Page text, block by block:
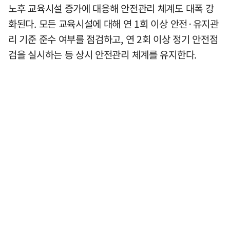
노후 교육시설 증가에 대응해 안전관리 체계도 대폭 강
화된다. 모든 교육시설에 대해 연 1회 이상 안전·유지관
리 기준 준수 여부를 점검하고, 연 2회 이상 정기 안전점
검을 실시하는 등 상시 안전관리 체계를 유지한다.